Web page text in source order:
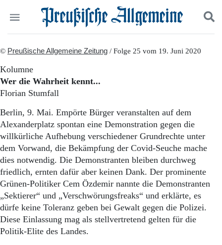
Start
Wer wir sind
Aktuelle Ausgabe
Abonnenten-Login
Politik
Panorama
Geschichte
Ostpreußen
Pommern
Berlin-Brandenburg
Schlesien
Danzig und Westpreußen
Bücher
Suchen und finden
© Preußische Allgemeine Zeitung / Folge 25 vom 19. Juni 2020
Kolumne
Wer die Wahrheit kennt...
Florian Stumfall
Berlin, 9. Mai. Empörte Bürger veranstalten auf dem
Alexanderplatz spontan eine Demonstration gegen die
willkürliche Aufhebung verschiedener Grundrechte unter
dem Vorwand, die Bekämpfung der Covid-Seuche mache
dies notwendig. Die Demonstranten bleiben durchweg
friedlich, ernten dafür aber keinen Dank. Der prominente
Grünen-Politiker Cem Özdemir nannte die Demonstranten
„Sektierer“ und „Verschwörungsfreaks“ und erklärte, es
dürfe keine Toleranz geben bei Gewalt gegen die Polizei.
Diese Einlassung mag als stellvertretend gelten für die
Politik-Elite des Landes.